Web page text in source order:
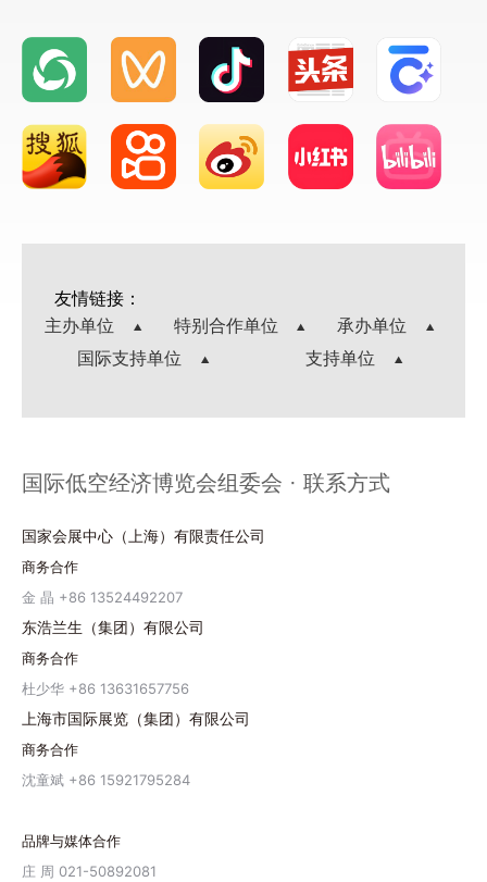
友情链接：
主办单位
特别合作单位
承办单位
国际支持单位
支持单位
国际低空经济博览会组委会 · 联系方式
国家会展中心（上海）有限责任公司
商务合作
金 晶 +86 13524492207
东浩兰生（集团）有限公司
商务合作
杜少华 +86 13631657756
上海市国际展览（集团）有限公司
商务合作
沈童斌 +86 15921795284
品牌与媒体合作
庄 周 021-50892081